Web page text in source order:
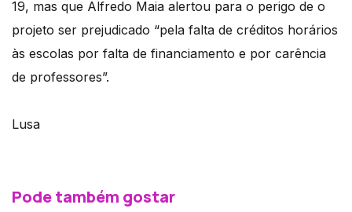
19, mas que Alfredo Maia alertou para o perigo de o
projeto ser prejudicado “pela falta de créditos horários
às escolas por falta de financiamento e por carência
de professores”.
Lusa
Pode também gostar